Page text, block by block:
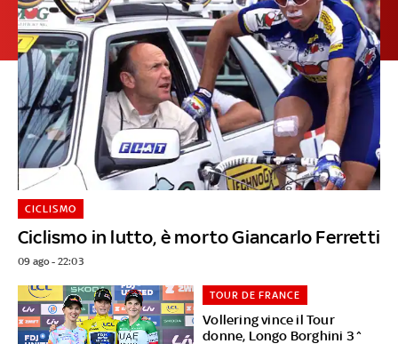
Ciclismo in lutto, è morto Giancarlo Ferretti
CICLISMO
09 ago - 22:03
Vollering vince il Tour
donne, Longo Borghini 3^
TOUR DE FRANCE